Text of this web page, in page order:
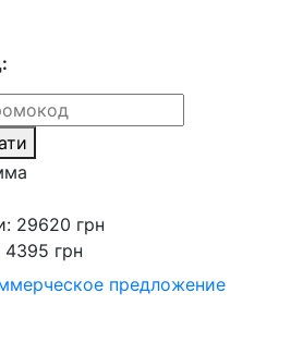
29620 грн
грн
предложение